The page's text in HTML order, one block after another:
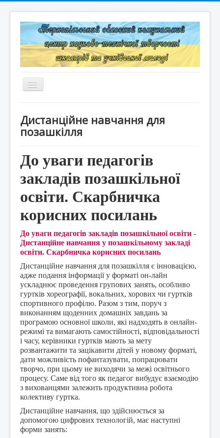
Перемикач
навігації
Структура
Конкурси та змагання
Корисні лінки
Дистанційне навчання
Контакти
Дистанційне навчання для
позашкілля
До уваги педагогів
закладів позашкільної
освіти. Скарбничка
корисних посилань
До уваги педагогів закладів позашкільної освіти -
Дистанційне навчання у позашкільному закладі
освіти. Скарбничка корисних посилань
Дистанційне навчання для позашкілля є інновацією,
адже подання інформації у форматі он-лайн
ускладнює проведення групових занять, особливо
гуртків хореографії, вокальних, хорових чи гуртків
спортивного профілю. Разом з тим, поруч з
виконанням щоденних домашніх завдань за
програмою основної школи, які надходять в онлайн-
режимі та вимагають самостійності, відповідальності
і часу, керівники гуртків мають за мету
розвантажити та зацікавити дітей у новому форматі,
дати можливість пофантазувати, попрацювати
творчо, при цьому не виходячи за межі освітнього
процесу. Саме від того як педагог вибудує взаємодію
з вихованцями залежить продуктивна робота
колективу гуртка.
Дистанційне навчання, що здійснюється за
допомогою цифрових технологій, має наступні
форми занять: